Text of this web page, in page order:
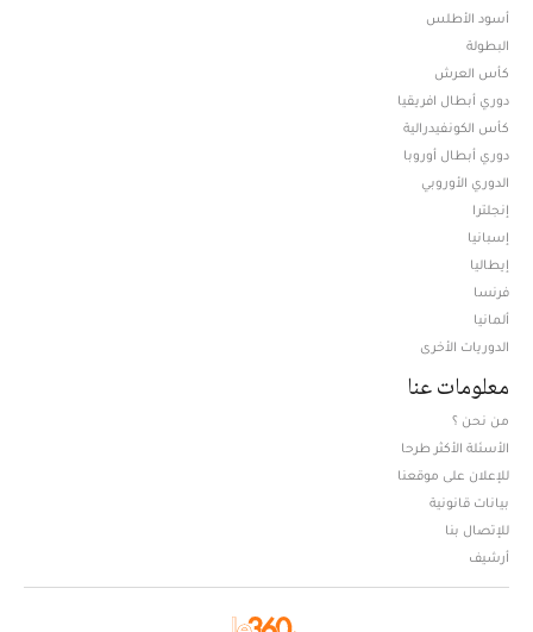
أسود الأطلس
البطولة
كأس العرش
دوري أبطال افريقيا
كأس الكونفيدرالية
دوري أبطال أوروبا
الدوري الأوروبي
إنجلترا
إسبانيا
إيطاليا
فرنسا
ألمانيا
الدوريات الأخرى
معلومات عنا
من نحن ؟
الأسئلة الأكثر طرحا
للإعلان على موقعنا
بيانات قانونية
للإتصال بنا
أرشيف